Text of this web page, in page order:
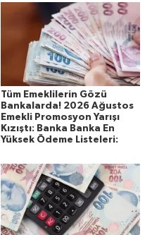
Tüm Emeklilerin Gözü
Bankalarda! 2026 Ağustos
Emekli Promosyon Yarışı
Kızıştı: Banka Banka En
Yüksek Ödeme Listeleri: